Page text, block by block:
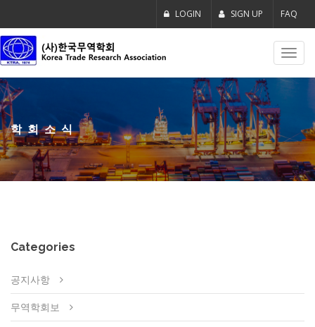
LOGIN SIGN UP FAQ
학회소식
Categories
공지사항
무역학회보